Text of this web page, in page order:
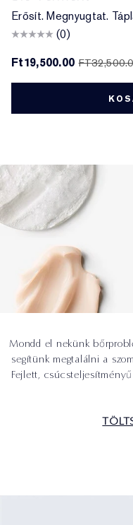
Erősít. Megnyugtat.
(0)
Ft19,500.00
Mondd el nekünk
segítünk megtalálni a
Fejlett,